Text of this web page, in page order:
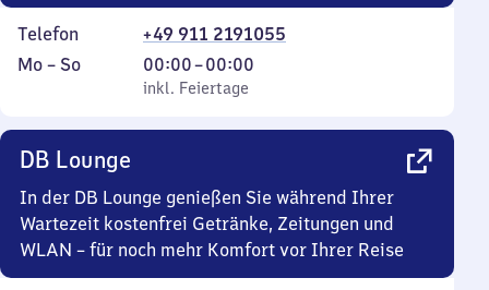
Telefon
+49 911 2191055
Montag
Mo – So,
inkl. Feiertage
00:00–00:00
Von
0
Uhr
inkl. Feiertage
DB Lounge
In der DB Lounge genießen Sie während Ihrer
Wartezeit kostenfrei Getränke, Zeitungen und
WLAN – für noch mehr Komfort vor Ihrer Reise